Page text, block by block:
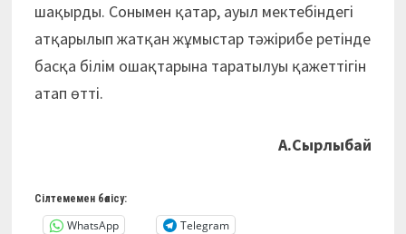
шақырды. Сонымен қатар, ауыл мектебіндегі
атқарылып жатқан жұмыстар тәжірибе ретінде
басқа білім ошақтарына таратылуы қажеттігін
атап өтті.
А.Сырлыбай
Сілтемемен бөлісу:
WhatsApp
Telegram